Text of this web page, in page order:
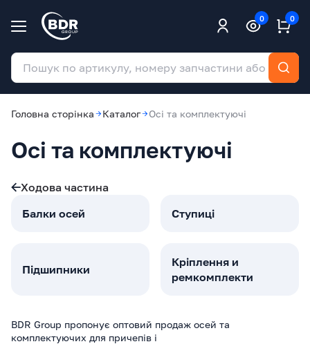
0 0
Головна сторінка Каталог Осі та комплектуючі
Осі та комплектуючі
Ходова частина
Балки осей
Ступиці
Підшипники
Кріплення и
ремкомплекти
BDR Group пропонує оптовий продаж осей та
комплектуючих для причепів і